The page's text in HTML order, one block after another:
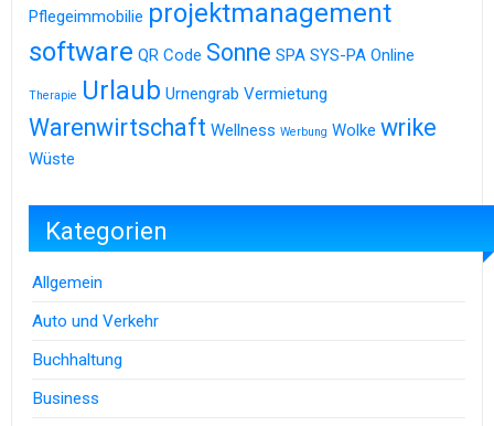
Pflegeimmobilie projektmanagement
software QR Code Sonne SPA SYS-PA Online
Therapie Urlaub Urnengrab Vermietung
Warenwirtschaft Wellness Werbung Wolke wrike
Wüste
Kategorien
Allgemein
Auto und Verkehr
Buchhaltung
Business